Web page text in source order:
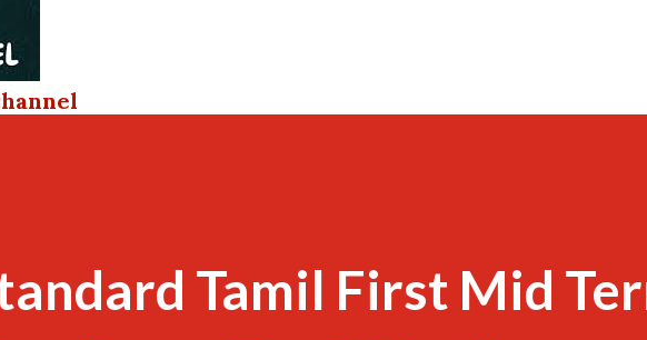
Tamil First Mid